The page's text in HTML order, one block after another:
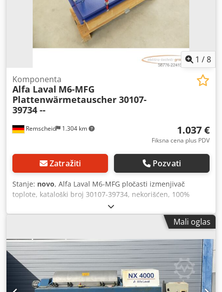
1 /8
Remscheid 1.304 km
Komponenta
Alfa Laval M6-MFG
Plattenwärmetauscher 30107-
39734 --
1.037 €
Fiksna cena plus PDV
Zatražiti Pozvati
Stanje: novo, Alfa Laval M6-MFG pločasti izmenjivač
toplote, kataloški broj 30107-39734, nekorišćen, 100%
funkcionalan. Obim isporuke je prikazan na fotografijama.
NAPOMENA: Molimo, za troškove pakovanja i transporta
Mali oglas